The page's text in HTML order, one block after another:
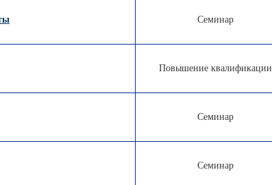
Семинар
Повышение квалификации
Семинар
Семинар